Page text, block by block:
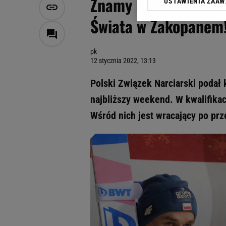
Znamy kadrę
Świata w
pk
12 stycznia 2022, 13:13
Polski Związek Narciarski
najbliższy weekend. W
Wśród nich jest wracający po
Klikając „Akceptuję”
Zaufanych Partnerów i
dotyczące plików
odnośnik „Ustawienia
Użycie dokładnych
Przechowywanie
badnie odbiorców i